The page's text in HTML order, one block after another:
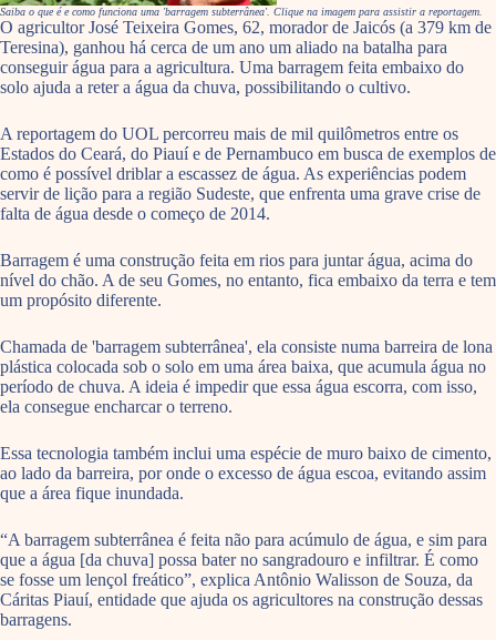
Saiba o que é e como funciona uma 'barragem subterrânea'. Clique na imagem para assistir a reportagem.
O agricultor José Teixeira Gomes, 62, morador de Jaicós (a 379 km de
Teresina), ganhou há cerca de um ano um aliado na batalha para
conseguir água para a agricultura. Uma barragem feita embaixo do
solo ajuda a reter a água da chuva, possibilitando o cultivo.
A reportagem do UOL percorreu mais de mil quilômetros entre os
Estados do Ceará, do Piauí e de Pernambuco em busca de exemplos de
como é possível driblar a escassez de água. As experiências podem
servir de lição para a região Sudeste, que enfrenta uma grave crise de
falta de água desde o começo de 2014.
Barragem é uma construção feita em rios para juntar água, acima do
nível do chão. A de seu Gomes, no entanto, fica embaixo da terra e tem
um propósito diferente.
Chamada de 'barragem subterrânea', ela consiste numa barreira de lona
plástica colocada sob o solo em uma área baixa, que acumula água no
período de chuva. A ideia é impedir que essa água escorra, com isso,
ela consegue encharcar o terreno.
Essa tecnologia também inclui uma espécie de muro baixo de cimento,
ao lado da barreira, por onde o excesso de água escoa, evitando assim
que a área fique inundada.
“A barragem subterrânea é feita não para acúmulo de água, e sim para
que a água [da chuva] possa bater no sangradouro e infiltrar. É como
se fosse um lençol freático”, explica Antônio Walisson de Souza, da
Cáritas Piauí, entidade que ajuda os agricultores na construção dessas
barragens.